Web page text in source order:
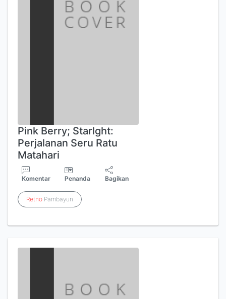
Pink Berry; Starlght:
Perjalanan Seru Ratu
Matahari
Komentar Penanda Bagikan
Retno Pambayun